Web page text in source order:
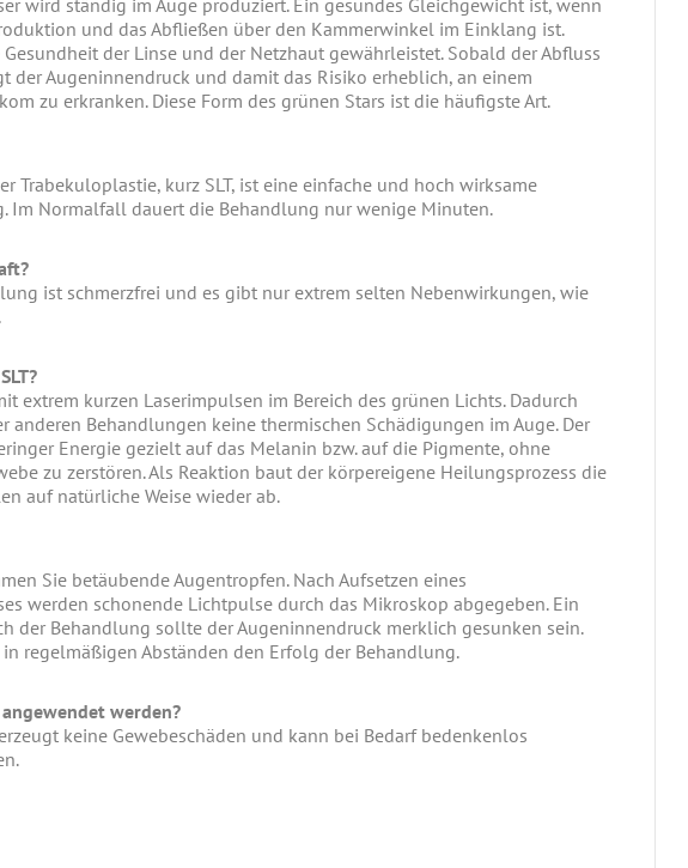
und das Abfließen über den Kammerwinkel im Einklang ist.
der Linse und der Netzhaut gewährleistet. Sobald der Abfluss
der Augeninnendruck und damit das Risiko erheblich, an einem
zu erkranken. Diese Form des grünen Stars ist die häufigste Art.
Trabekuloplastie, kurz SLT, ist eine einfache und hoch wirksame
Im Normalfall dauert die Behandlung nur wenige Minuten.
ist schmerzfrei und es gibt nur extrem selten Nebenwirkungen, wie
extrem kurzen Laserimpulsen im Bereich des grünen Lichts. Dadurch
anderen Behandlungen keine thermischen Schädigungen im Auge. Der
Energie gezielt auf das Melanin bzw. auf die Pigmente, ohne
zu zerstören. Als Reaktion baut der körpereigene Heilungsprozess die
auf natürliche Weise wieder ab.
Sie betäubende Augentropfen. Nach Aufsetzen eines
werden schonende Lichtpulse durch das Mikroskop abgegeben. Ein
der Behandlung sollte der Augeninnendruck merklich gesunken sein.
regelmäßigen Abständen den Erfolg der Behandlung.
werden?
keine Gewebeschäden und kann bei Bedarf bedenkenlos